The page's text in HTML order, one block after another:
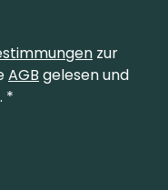
zur
AGB gelesen und
*